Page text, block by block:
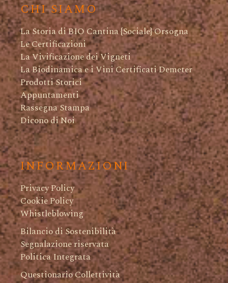
CHI SIAMO
La Storia di BIO Cantina {Sociale} Orsogna
Le Certificazioni
La Vivificazione dei Vigneti
La Biodinamica e i Vini Certificati Demeter
Prodotti Storici
Appuntamenti
Rassegna Stampa
Dicono di Noi
INFORMAZIONI
Privacy Policy
Cookie Policy
Whistleblowing
Bilancio di Sostenibilità
Segnalazione riservata
Politica Integrata
Questionario Collettività